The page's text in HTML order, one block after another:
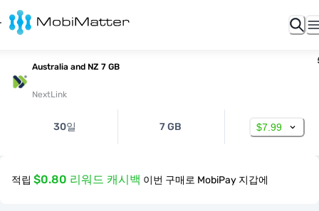
Australia and NZ 7 GB
NextLink
30일 7 GB $7.99
적립 $0.80 리워드 캐시백 이번 구매로 MobiPay 지갑에